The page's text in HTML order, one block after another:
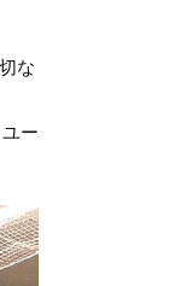
な
ー